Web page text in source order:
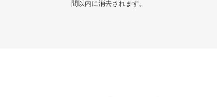
間以内に消去されます。